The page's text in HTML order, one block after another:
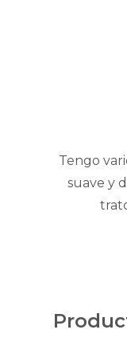
Tengo
suave y